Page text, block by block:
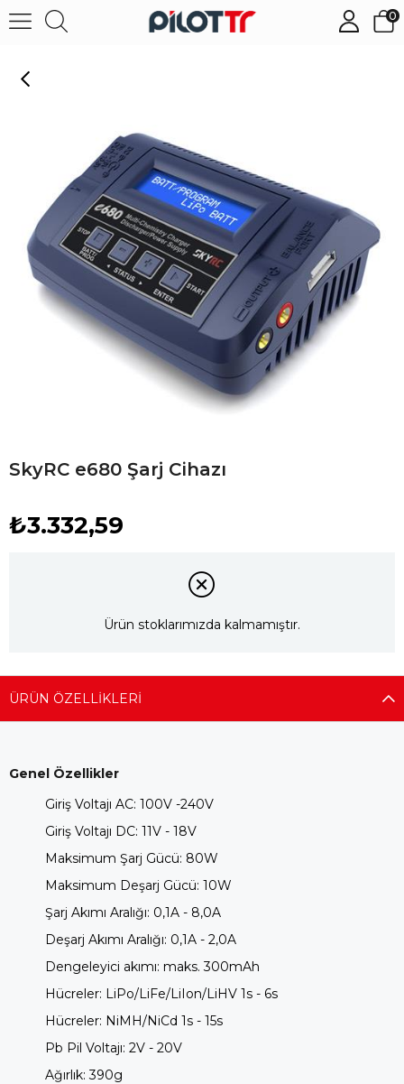
0
SkyRC e680 Şarj Cihazı
SkyRC e680 Şarj Cihazı
₺3.332,59
Ürün stoklarımızda kalmamıştır.
ÜRÜN ÖZELLIKLERI
Genel Özellikler
Giriş Voltajı AC: 100V -240V
Giriş Voltajı DC: 11V - 18V
Maksimum Şarj Gücü: 80W
Maksimum Deşarj Gücü: 10W
Şarj Akımı Aralığı: 0,1A - 8,0A
Deşarj Akımı Aralığı: 0,1A - 2,0A
Dengeleyici akımı: maks. 300mAh
Hücreler: LiPo/LiFe/LiIon/LiHV 1s - 6s
Hücreler: NiMH/NiCd 1s - 15s
Pb Pil Voltajı: 2V - 20V
Ağırlık: 390g